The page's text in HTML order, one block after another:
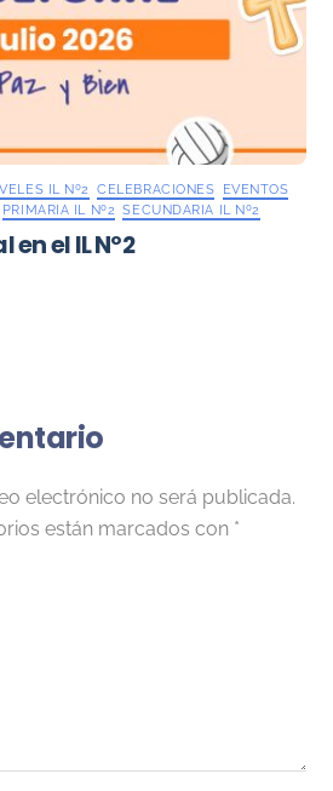
IL Nº2 ,CELEBRACIONES EVENTOS
PRIMARIA IL Nº2 ,SECUNDARIA IL Nº2
el IL Nº2
electrónico no será publicada.
están marcados con *